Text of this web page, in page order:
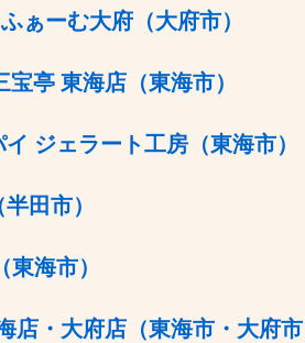
ぁーむ大府（大府市）
亭 東海店（東海市）
ジェラート工房（東海市）
田市）
海市）
店・大府店（東海市・大府市